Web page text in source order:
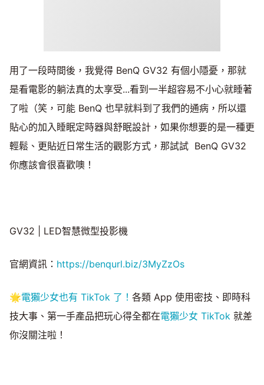
用了一段時間後，我覺得 BenQ GV32 有個小隱憂，那就
是看電影的躺法真的太享受...看到一半超容易不小心就睡著
了啦（笑，可能 BenQ 也早就料到了我們的通病，所以還
貼心的加入睡眠定時器與舒眠設計，如果你想要的是一種更
輕鬆、更貼近日常生活的觀影方式，那試試 BenQ GV32
你應該會很喜歡噢！
GV32 | LED智慧微型投影機
官網資訊： https://benqurl.biz/3MyZzOs
🌟電獺少女也有 TikTok 了！ 各類 App 使用密技、即時科
技大事、第一手產品把玩心得全都在電獺少女 TikTok 就差
你沒關注啦！